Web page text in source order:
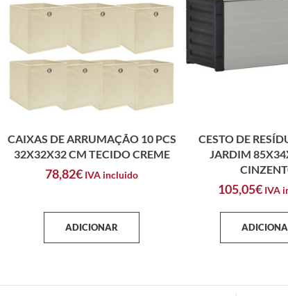
CAIXAS DE ARRUMAÇÃO 10 PCS
32X32X32 CM TECIDO CREME
78,82€ IVA incluido
ADICIONAR
CESTO DE
JARDIM
105,05€ IVA